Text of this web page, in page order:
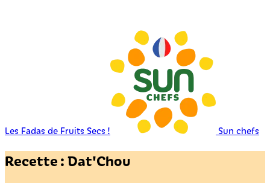
Les Fadas de Fruits Secs ! Sun chefs
Recette : Dat'Chou